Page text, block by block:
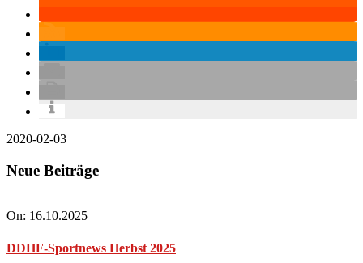
2020-02-03
Neue Beiträge
On: 16.10.2025
DDHF-Sportnews Herbst 2025